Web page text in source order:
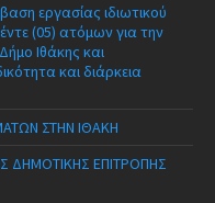
εργασίας ιδιωτικού
(05) ατόμων για την
Ιθάκης και
και διάρκεια
ΣΤΗΝ ΙΘΑΚΗ
ΔΗΜΟΤΙΚΗΣ ΕΠΙΤΡΟΠΗΣ